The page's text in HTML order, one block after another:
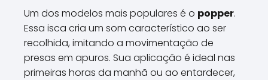
Um dos modelos mais populares é o popper.
Essa isca cria um som característico ao ser
recolhida, imitando a movimentação de
presas em apuros. Sua aplicação é ideal nas
primeiras horas da manhã ou ao entardecer,